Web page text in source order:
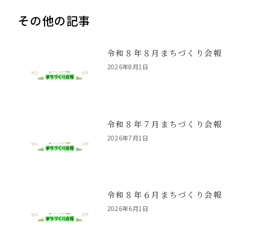
その他の記事
令和８年８月まちづくり会報
2026年8月1日
令和８年７月まちづくり会報
2026年7月1日
令和８年６月まちづくり会報
2026年6月1日